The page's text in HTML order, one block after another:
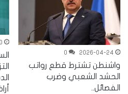
2026-04-24
0
واشنطن تشترط قطع رواتب
الحشد الشعبي وضرب
الفصائل..